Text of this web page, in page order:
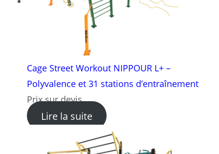
Cage Street Workout NIPPOUR L+ –
Polyvalence et 31 stations d’entraînement
Prix sur devis
Lire la suite: Cage Street Workout